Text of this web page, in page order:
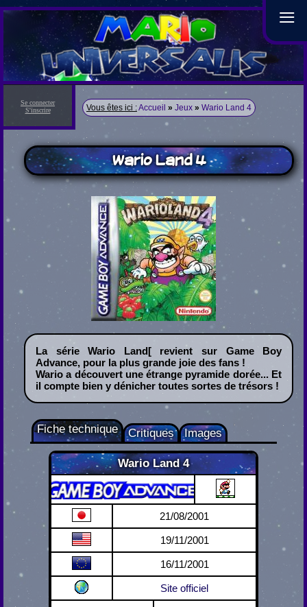
≡
Se connecter
S'inscrire
Vous êtes ici :Accueil » Jeux » Wario Land 4
Wario Land 4
La série Wario Land[ revient sur Game Boy
Advance, pour la plus grande joie des fans !
Wario a découvert une étrange pyramide dorée... Et
il compte bien y dénicher toutes sortes de trésors !
Wario Land 4
Game Boy Advance
21/08/2001
19/11/2001
16/11/2001
Site officiel
Fiche technique Critiques Images